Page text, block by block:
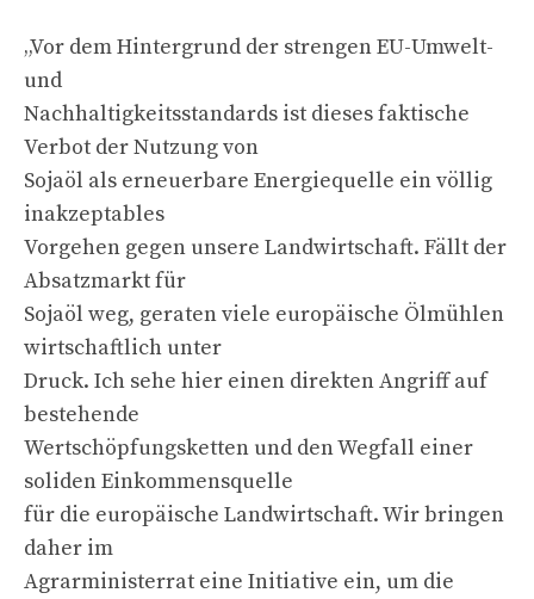
„Vor dem Hintergrund der strengen EU-Umwelt-
und
Nachhaltigkeitsstandards ist dieses faktische
Verbot der Nutzung von
Sojaöl als erneuerbare Energiequelle ein völlig
inakzeptables
Vorgehen gegen unsere Landwirtschaft. Fällt der
Absatzmarkt für
Sojaöl weg, geraten viele europäische Ölmühlen
wirtschaftlich unter
Druck. Ich sehe hier einen direkten Angriff auf
bestehende
Wertschöpfungsketten und den Wegfall einer
soliden Einkommensquelle
für die europäische Landwirtschaft. Wir bringen
daher im
Agrarministerrat eine Initiative ein, um die